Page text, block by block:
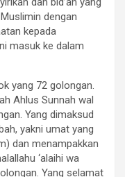
dengan
kepada
masuk ke dalam
yang 72 golongan.
Ahlus Sunnah wal
Yang dimaksud
yakni umat yang
dan menampakkan
‘alaihi wa
Yang selamat